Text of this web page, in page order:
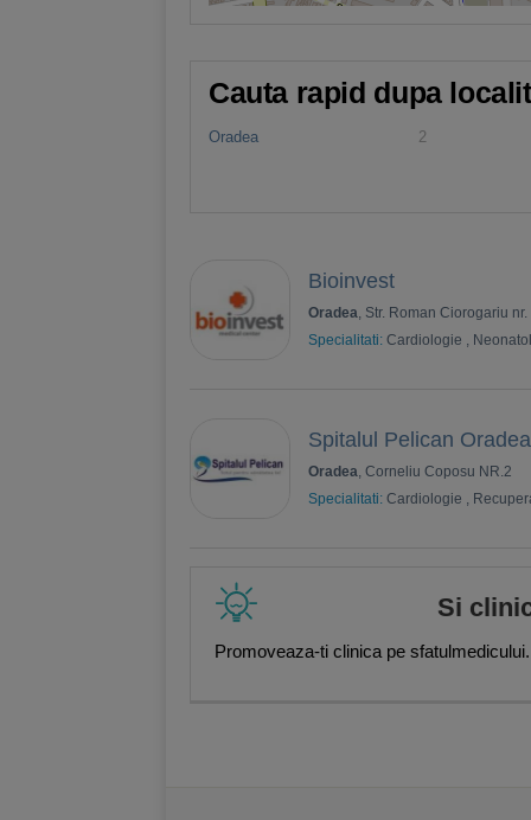
Cauta rapid dupa
Oradea 2
Bioinvest
Oradea, Str. Roman Ciorogariu nr.
Specialitati: Cardiologie ,
Spitalul Pelican Oradea
Oradea, Corneliu Coposu NR.2
Specialitati: Cardiologie ,
Si
Promoveaza-ti clinica pe